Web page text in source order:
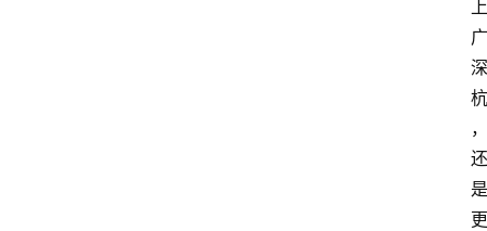
上
广
深
杭
，
还
是
更